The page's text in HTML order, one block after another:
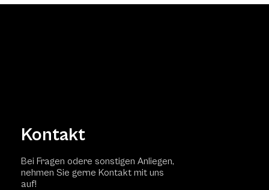
Kontakt
Bei Fragen odere sonstigen Anliegen,
nehmen Sie gerne Kontakt mit uns
auf!